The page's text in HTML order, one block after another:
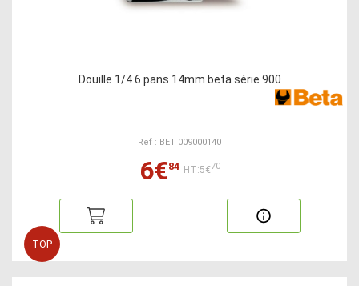
Douille 1/4 6 pans 14mm beta série 900
Ref : BET 009000140
6€84 HT:5€70
TOP